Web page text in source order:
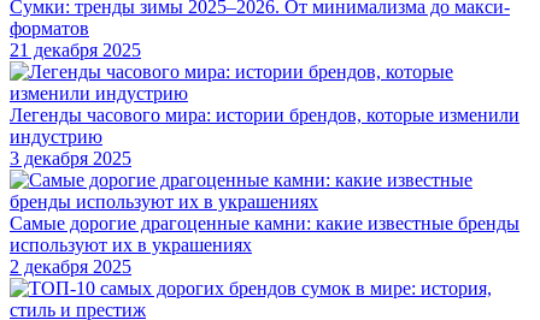
Сумки: тренды зимы 2025–2026. От минимализма до макси-
форматов
21 декабря 2025
Легенды часового мира: истории брендов, которые изменили
индустрию
3 декабря 2025
Самые дорогие драгоценные камни: какие известные бренды
используют их в украшениях
2 декабря 2025